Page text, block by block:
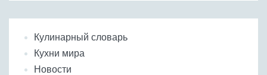
Кулинарный словарь
Кухни мира
Новости